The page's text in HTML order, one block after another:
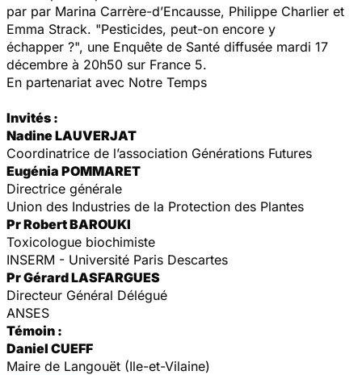
par par Marina Carrère-d’Encausse, Philippe Charlier et
Emma Strack. "Pesticides, peut-on encore y
échapper ?", une Enquête de Santé diffusée mardi 17
décembre à 20h50 sur France 5.
En partenariat avec Notre Temps
Invités :
Nadine LAUVERJAT
Coordinatrice de l’association Générations Futures
Eugénia POMMARET
Directrice générale
Union des Industries de la Protection des Plantes
Pr Robert BAROUKI
Toxicologue biochimiste
INSERM - Université Paris Descartes
Pr Gérard LASFARGUES
Directeur Général Délégué
ANSES
Témoin :
Daniel CUEFF
Maire de Langouët (Ile-et-Vilaine)